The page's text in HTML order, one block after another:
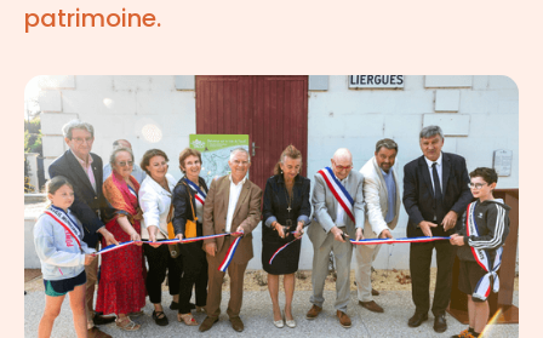
patrimoine.